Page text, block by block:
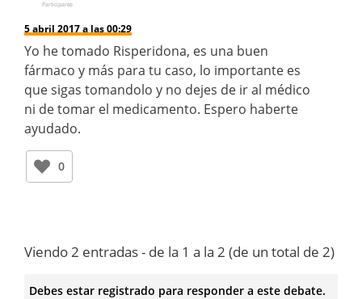
Participante
5 abril 2017 a las 00:29
Yo he tomado Risperidona, es una buen
fármaco y más para tu caso, lo importante es
que sigas tomandolo y no dejes de ir al médico
ni de tomar el medicamento. Espero haberte
ayudado.
0
Viendo 2 entradas - de la 1 a la 2 (de un total de 2)
Debes estar registrado para responder a este debate.